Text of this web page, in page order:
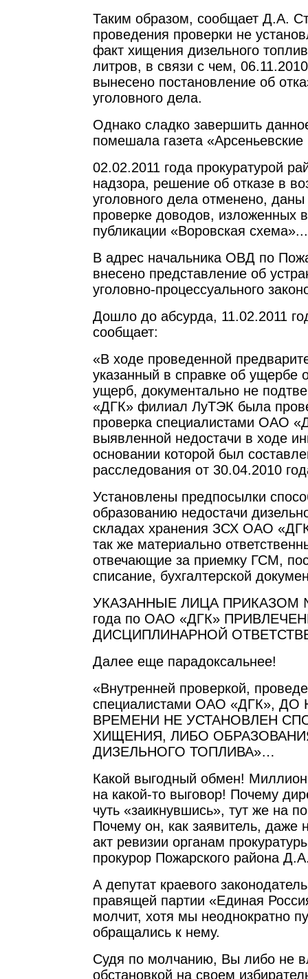
Таким образом, сообщает Д.А.
проведения проверки не
факт хищения дизельного
литров, в связи с чем,
вынесено постановление об
уголовного дела.
Однако сладко завершить
помешала газета «Арсеньевские
02.02.2011 года прокуратурой
надзора, решение об отказе в
уголовного дела отменено, даны
проверке доводов, изложенных в
публикации «Воровская схема»...
В адрес начальника ОВД по
внесено представление об
уголовно-процессуального
Дошло до абсурда, 11.02.2011
сообщает:
«В ходе проведенной
указанный в справке об ущербе
ущерб, документально не
«ДГК» филиал ЛуТЭК была
проверка специалистами ОАО
выявленной недостачи в ходе
основании которой был
расследования от 30.04.2010
Установлены предпосылки
образованию недостачи
складах хранения ЗСХ ОАО
так же материально
отвечающие за приемку ГСМ,
списание, бухгалтерской
УКАЗАННЫЕ ЛИЦА ПРИКАЗОМ №
года по ОАО «ДГК»
ДИСЦИПЛИНАРНОЙ
Далее еще парадоксальнее!
«Внутренней проверкой,
специалистами ОАО «ДГК»,
ВРЕМЕНИ НЕ УСТАНОВЛЕН
ХИЩЕНИЯ, ЛИБО
ДИЗЕЛЬНОГО ТОПЛИВА»…
Какой выгодный обмен!
на какой-то выговор! Почему
чуть «заикнувшись», тут же на
Почему он, как заявитель, даже
акт ревизии органам
прокурор Пожарского района
А депутат краевого
правящей партии «Единая
молчит, хотя мы неоднократно
обращались к нему.
Судя по молчанию, Вы либо не
обстановкой на своем